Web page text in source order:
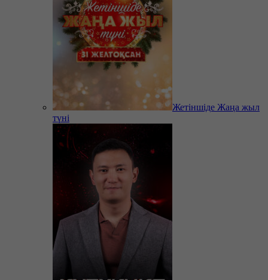
Жетіншіде Жаңа жыл
түні